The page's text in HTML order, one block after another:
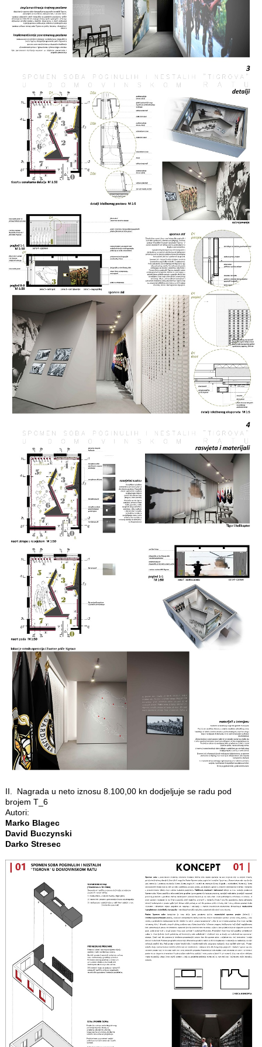
II. Nagrada u neto iznosu 8.100,00 kn dodjeljuje se radu pod
brojem T_6
Autori:
Marko Blagec
David Buczynski
Darko Stresec